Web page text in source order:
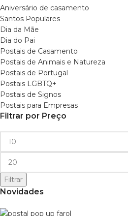
Aniversário de casamento
Santos Populares
Dia da Mãe
Dia do Pai
Postais de Casamento
Postais de Animais e Natureza
Postais de Portugal
Postais LGBTQ+
Postais de Signos
Postais para Empresas
Filtrar por Preço
Filtrar
Novidades